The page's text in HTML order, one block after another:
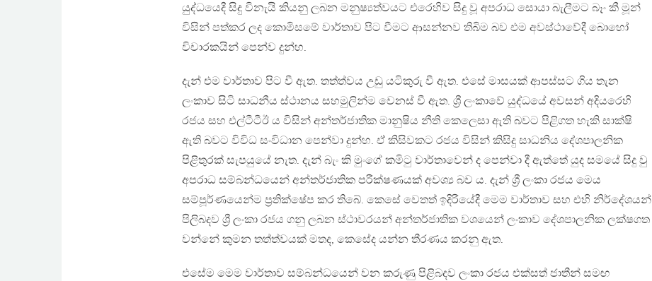
යුද්ධයෙදී සිදු විනැයි කියනු ලබන මනුෂ්‍යත්වයට එරෙහිව සිදු වූ අපරාධ සොයා බැලීමට බෑං කී මූන්
විසින් පත්කර ලද කොමිසමේ වාර්තාව පිට වීමට ආසන්නව තිබිම බව එම අවස්ථාවේදී බොහෝ
විචාරකයින් පෙන්ව දුන්හ.
දැන් එම වාර්තාව පිට වී ඇත. තත්ත්වය උඩු යටිකුරු වී ඇත. එසේ මාසයක් ආපස්සට ගිය තැන
ලංකාව සිටි සාධනීය ස්ථානය සහමුලින්ම වෙනස් වී ඇත. ශ්‍රී ලංකාවේ යුද්ධයේ අවසන් අදියරෙහි
රජය සහ එල්ටීටීඊ ය විසින් අන්තර්ජාතික මානුෂිය නීති කෙලෙසා ඇති බවට පිළිගත හැකි සාක්ෂි
ඇති බවට විවිධ සංවිධාන පෙන්වා දුන්හ. ඒ කිසිවකට රජය විසින් කිසිදු සාධනිය දේශපාලනික
පිළිතුරක් සැපයුයේ නැත. දැන් බැං කි මුංගේ කමිටු වාර්තාවෙන් ද පෙන්වා දී ඇත්තේ යුද සමයේ සිදු වු
අපරාධ සම්බන්ධයෙන් අන්තර්ජාතික පරීක්ෂණයක් අවශ්‍ය බව ය. දැන් ශ්‍රී ලංකා රජය මෙය
සම්පූර්ණයෙන්ම ප්‍රතික්ෂේප කර තිබේ. කෙසේ වෙතත් ඉදිරියේදී මෙම වාර්තාව සහ එහි නිර්දේශයන්
පිලිබදව ශ්‍රී ලංකා රජය ගනු ලබන ස්ථාවරයන් අන්තර්ජාතික වශයෙන් ලංකාව දේශපාලනික ලක්ෂගත
වන්නේ කුමන තත්ත්වයක් මතද, කෙසේද යන්න තීරණය කරනු ඇත.
එසේම මෙම වාර්තාව සම්බන්ධයෙන් වන කරුණු පිළිබදව ලංකා රජය එක්සත් ජාතීන් සමඟ